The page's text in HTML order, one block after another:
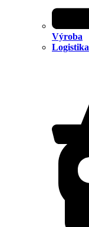
Výroba
Logistika